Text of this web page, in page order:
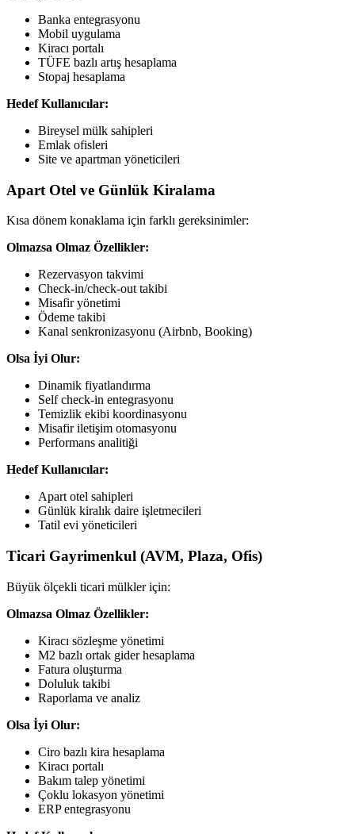
Banka entegrasyonu
Mobil uygulama
Kiracı portalı
TÜFE bazlı artış hesaplama
Stopaj hesaplama
Hedef Kullanıcılar:
Bireysel mülk sahipleri
Emlak ofisleri
Site ve apartman yöneticileri
Apart Otel ve Günlük Kiralama
Kısa dönem konaklama için farklı gereksinimler:
Olmazsa Olmaz Özellikler:
Rezervasyon takvimi
Check-in/check-out takibi
Misafir yönetimi
Ödeme takibi
Kanal senkronizasyonu (Airbnb, Booking)
Olsa İyi Olur:
Dinamik fiyatlandırma
Self check-in entegrasyonu
Temizlik ekibi koordinasyonu
Misafir iletişim otomasyonu
Performans analitiği
Hedef Kullanıcılar:
Apart otel sahipleri
Günlük kiralık daire işletmecileri
Tatil evi yöneticileri
Ticari Gayrimenkul (AVM, Plaza, Ofis)
Büyük ölçekli ticari mülkler için:
Olmazsa Olmaz Özellikler:
Kiracı sözleşme yönetimi
M2 bazlı ortak gider hesaplama
Fatura oluşturma
Doluluk takibi
Raporlama ve analiz
Olsa İyi Olur:
Ciro bazlı kira hesaplama
Kiracı portalı
Bakım talep yönetimi
Çoklu lokasyon yönetimi
ERP entegrasyonu